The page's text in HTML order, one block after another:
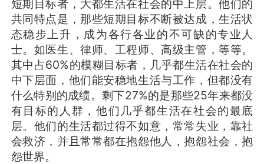
短期目标者，大都生活在社会的中上层。他们的
共同特点是，那些短期目标不断被达成，生活状
态稳步上升，成为各行各业的不可缺的专业人
士。如医生、律师、工程师、高级主管，等等。
其中占60%的模糊目标者，几乎都生活在社会的
中下层面，他们能安稳地生活与工作，但都没有
什么特别的成绩。剩下27%的是那些25年来都没
有目标的人群，他们几乎都生活在社会的最底
层。他们的生活都过得不如意，常常失业，靠社
会救济，并且常常都在抱怨他人，抱怨社会，抱
怨世界。